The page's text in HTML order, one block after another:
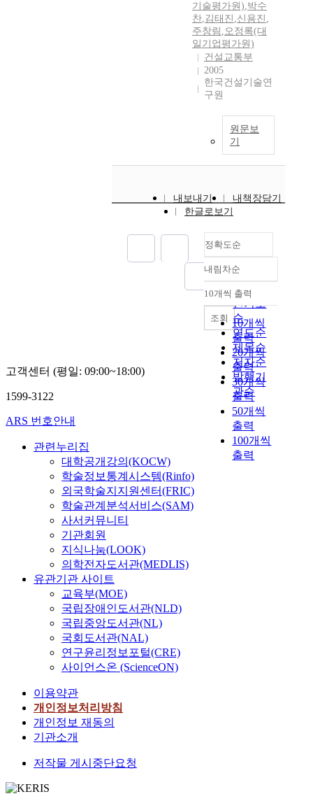
기술평가원),박수
찬,김태진 ,신용진 ,
주창림 ,오정록(대
일기업평가원)
건설교통부
2005
한국건설기술연
구원
원문보
기
내보내기
내책장담기
한글로보기
정확도순
정확도
순
인기도
순
연도순
제목순
저자순
발행기
관순
내림차순
내림차순
10개씩 출력
10개씩
출력
20개씩
출력
30개씩
출력
50개씩
출력
100개씩
출력
조회
고객센터 (평일: 09:00~18:00)
1599-3122
ARS 번호안내
관련누리집
대학공개강의(KOCW)
학술정보통계시스템(Rinfo)
외국학술지지원센터(FRIC)
학술관계분석서비스(SAM)
사서커뮤니티
기관회원
지식나눔(LOOK)
의학전자도서관(MEDLIS)
유관기관 사이트
교육부(MOE)
국립장애인도서관(NLD)
국립중앙도서관(NL)
국회도서관(NAL)
연구윤리정보포털(CRE)
사이언스온 (ScienceON)
이용약관
개인정보처리방침
개인정보 재동의
기관소개
저작물 게시중단요청